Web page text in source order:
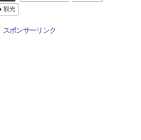
観光
スポンサーリンク